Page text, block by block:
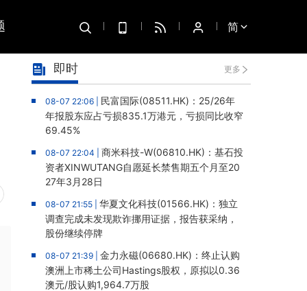
简
即时 更多
08-07 22:06 | 民富国际(08511.HK)：25/26年
年报股东应占亏损835.1万港元，亏损同比收窄
69.45%
08-07 22:04 | 商米科技-W(06810.HK)：基石投
资者XINWUTANG自愿延长禁售期五个月至20
27年3月28日
08-07 21:55 | 华夏文化科技(01566.HK)：独立
调查完成未发现欺诈挪用证据，报告获采纳，
股份继续停牌
08-07 21:39 | 金力永磁(06680.HK)：终止认购
澳洲上市稀土公司Hastings股权，原拟以0.36
澳元/股认购1,964.7万股